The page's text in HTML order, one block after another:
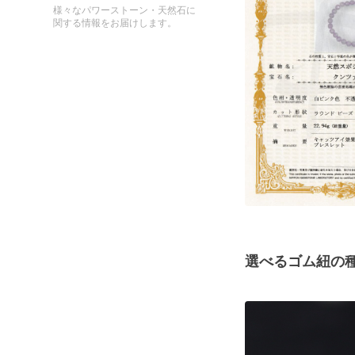
様々なパワーストーン・天然石に
関する情報をお届けします。
選べるゴム紐の